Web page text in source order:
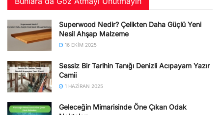
Superwood Nedir? Çelikten Daha Güçlü Yeni
Nesil Ahşap Malzeme
16 EKIM 2025
Sessiz Bir Tarihin Tanığı Denizli Acıpayam Yazır
Camii
1 HAZIRAN 2025
Geleceğin Mimarisinde Öne Çıkan Odak